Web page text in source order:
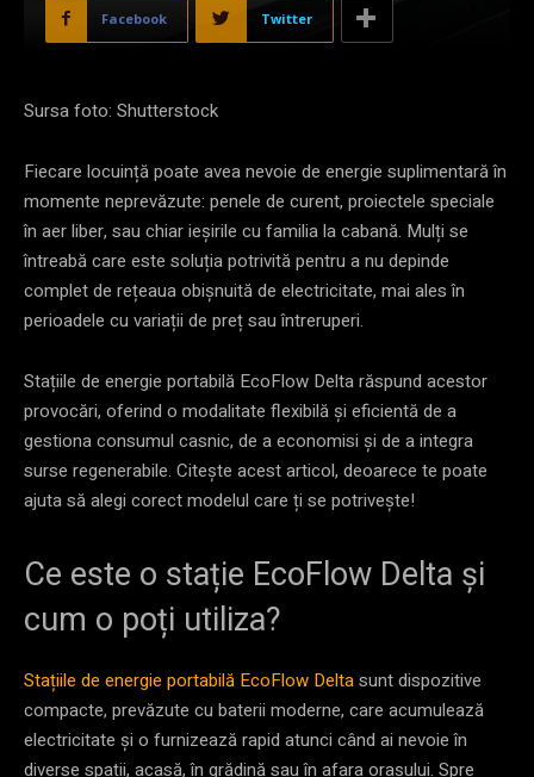
Facebook Twitter
Sursa foto: Shutterstock
Fiecare locuință poate avea nevoie de energie suplimentară în
momente neprevăzute: penele de curent, proiectele speciale
în aer liber, sau chiar ieșirile cu familia la cabană. Mulți se
întreabă care este soluția potrivită pentru a nu depinde
complet de rețeaua obișnuită de electricitate, mai ales în
perioadele cu variații de preț sau întreruperi.
Stațiile de energie portabilă EcoFlow Delta răspund acestor
provocări, oferind o modalitate flexibilă și eficientă de a
gestiona consumul casnic, de a economisi și de a integra
surse regenerabile. Citește acest articol, deoarece te poate
ajuta să alegi corect modelul care ți se potrivește!
Ce este o stație EcoFlow Delta și
cum o poți utiliza?
Stațiile de energie portabilă EcoFlow Deltasunt dispozitive
compacte, prevăzute cu baterii moderne, care acumulează
electricitate și o furnizează rapid atunci când ai nevoie în
diverse spații, acasă, în grădină sau în afara orașului. Spre